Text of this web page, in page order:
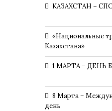
КАЗАХСТАН –
«Национальные
Казахстана»
1 МАРТА – ДЕНЬ
8 Марта –
день